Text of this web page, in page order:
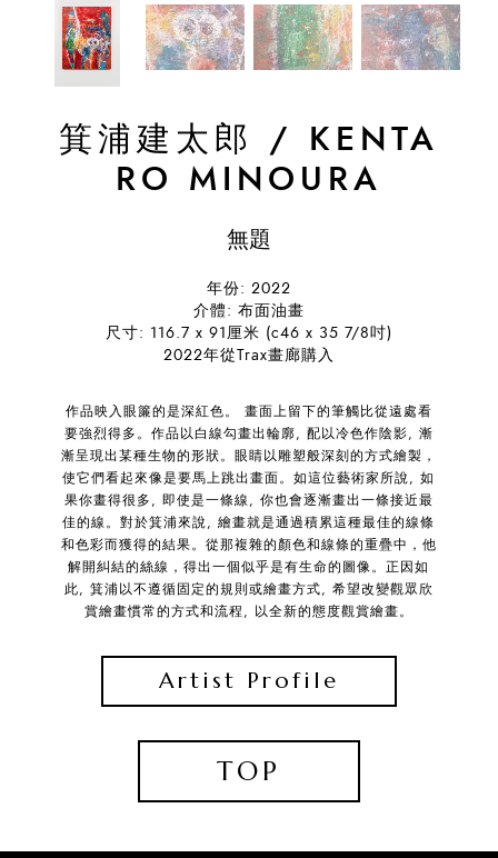
箕浦建太郎 /
KENTA
RO MINOURA
無題
年份: 2022
介體: 布面油畫
尺寸: 116.7 x 91厘米 (c46 x 35 7/8吋)
2022年從Trax畫廊購入
作品映入眼簾的是深紅色。 畫面上留下的筆觸比從遠處看
要強烈得多。作品以白線勾畫出輪廓, 配以冷色作陰影, 漸
漸呈現出某種生物的形狀。眼睛以雕塑般深刻的方式繪製，
使它們看起來像是要馬上跳出畫面。如這位藝術家所說, 如
果你畫得很多, 即使是一條線, 你也會逐漸畫出一條接近最
佳的線。對於箕浦來說, 繪畫就是通過積累這種最佳的線條
和色彩而獲得的結果。從那複雜的顏色和線條的重疊中，他
解開糾結的絲線，得出一個似乎是有生命的圖像。正因如
此, 箕浦以不遵循固定的規則或繪畫方式, 希望改變觀眾欣
賞繪畫慣常的方式和流程, 以全新的態度觀賞繪畫。
Artist Profile
TOP